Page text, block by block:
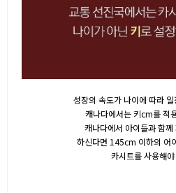
성장의 속도가 나이에 따라
캐나다에서는 키cm를 적
캐나다에서 아이들과 함
하신다면 145cm 이하의 어
카시트를 사용해